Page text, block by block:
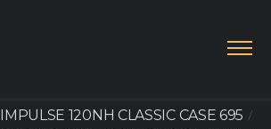
IMPULSE 120NH CLASSIC CASE 695